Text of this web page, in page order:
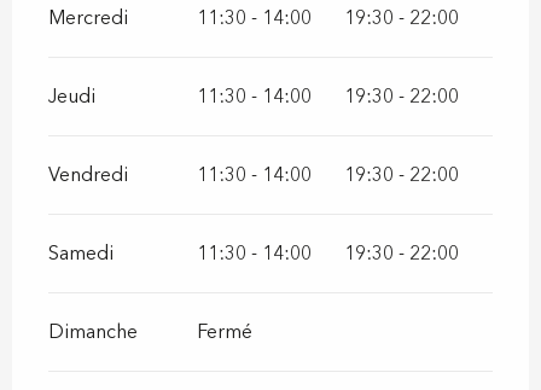
Mercredi 11:30 - 14:00 19:30 - 22:00
Jeudi 11:30 - 14:00 19:30 - 22:00
Vendredi 11:30 - 14:00 19:30 - 22:00
Samedi 11:30 - 14:00 19:30 - 22:00
Dimanche Fermé